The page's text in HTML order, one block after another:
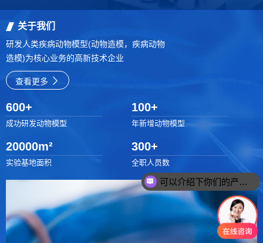
关于我们
研发人类疾病动物模型(动物造模，疾病动物
造模)为核心业务的高新技术企业
查看更多
600+
成功研发动物模型
100+
年新增动物模型
20000m²
实验基地面积
300+
全职人员数